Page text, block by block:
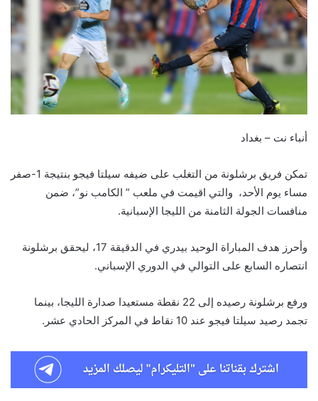
أنباء نت – بغداد
تمكن فريق برشلونة من التغلب على ضيفه سيلتا فيجو بنتيجة 1-صفر
مساء يوم الأحد، والتي اقيمت في ملعب ” الكامب نو”، ضمن
منافسات الجولة الثامنة من الليجا الإسبانية.
وأحرز هدف المباراة الوحيد بيدري في الدقيقة 17، ليحقق برشلونة
انتصاره السابع على التوالي في الدوري الإسباني.
ورفع برشلونة رصيده إلى 22 نقطة مستعيدا صدارة الليجا، بينما
تجمد رصيد سيلتا فيجو عند 10 نقاط في المركز الحادي عشر.